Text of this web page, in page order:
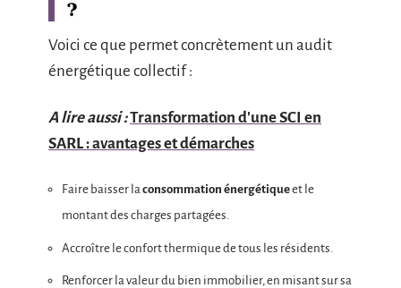
?
Voici ce que permet concrètement un audit
énergétique collectif :
A lire aussi :Transformation d'une SCI en
SARL : avantages et démarches
Faire baisser laconsommation énergétiqueet le
montant des charges partagées.
Accroître le confort thermique de tous les résidents.
Renforcer la valeur du bien immobilier, en misant sur sa